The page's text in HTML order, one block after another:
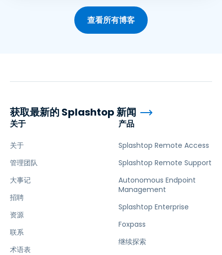
查看所有博客
关于
关于
管理团队
大事记
招聘
资源
联系
术语表
产品
Splashtop Remote Access
Splashtop Remote Support
Autonomous Endpoint
Management
Splashtop Enterprise
Foxpass
继续探索
获取最新的 Splashtop 新闻